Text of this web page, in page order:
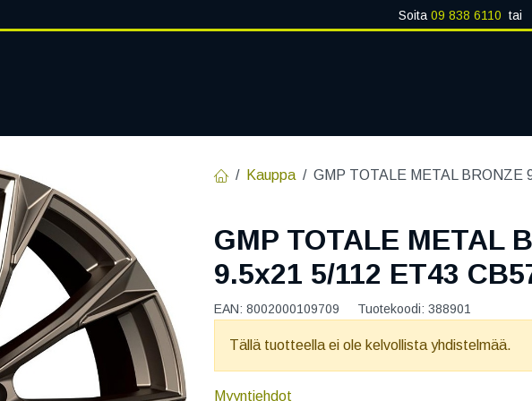
Soita 09 838 6110 tai
Kauppa GMP TOTALE METAL BRONZE
GMP TOTALE METAL
9.5x21 5/112 ET43
EAN: 8002000109709 Tuotekoodi: 388901
Tällä tuotteella ei ole kelvollista yhdistelmää.
Myyntiehdot